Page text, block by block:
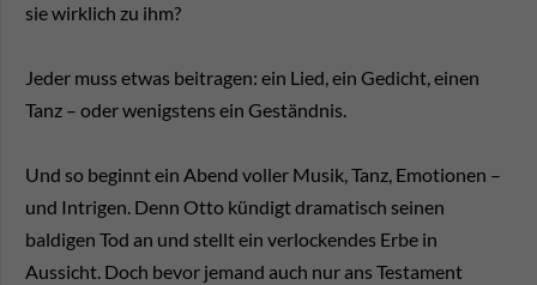
sie wirklich zu ihm?
Jeder muss etwas beitragen: ein Lied, ein Gedicht, einen
Tanz – oder wenigstens ein Geständnis.
Und so beginnt ein Abend voller Musik, Tanz, Emotionen –
und Intrigen. Denn Otto kündigt dramatisch seinen
baldigen Tod an und stellt ein verlockendes Erbe in
Aussicht. Doch bevor jemand auch nur ans Testament